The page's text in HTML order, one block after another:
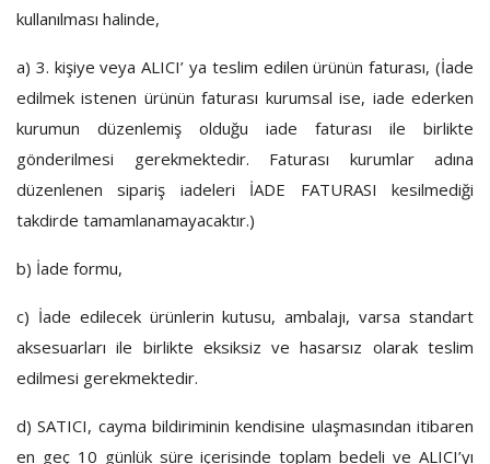
kullanılması halinde,
a) 3. kişiye veya ALICI’ ya teslim edilen ürünün faturası, (İade
edilmek istenen ürünün faturası kurumsal ise, iade ederken
kurumun düzenlemiş olduğu iade faturası ile birlikte
gönderilmesi gerekmektedir. Faturası kurumlar adına
düzenlenen sipariş iadeleri İADE FATURASI kesilmediği
takdirde tamamlanamayacaktır.)
b) İade formu,
c) İade edilecek ürünlerin kutusu, ambalajı, varsa standart
aksesuarları ile birlikte eksiksiz ve hasarsız olarak teslim
edilmesi gerekmektedir.
d) SATICI, cayma bildiriminin kendisine ulaşmasından itibaren
en geç 10 günlük süre içerisinde toplam bedeli ve ALICI’yı